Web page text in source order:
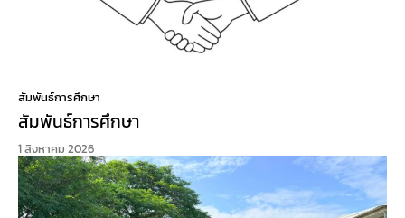
สัมพันธ์การศึกษา
สัมพันธ์การศึกษา
1 สิงหาคม 2026